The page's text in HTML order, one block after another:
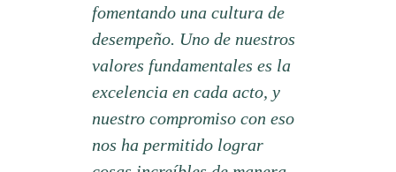
fomentando una cultura de
desempeño. Uno de nuestros
valores fundamentales es la
excelencia en cada acto, y
nuestro compromiso con eso
nos ha permitido lograr